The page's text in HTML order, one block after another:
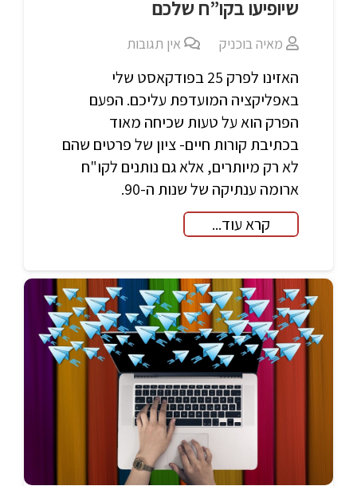
שיופיעו בקו”ח שלכם
מאיה בוכניק אין תגובות
האזינו לפרק 25 בפודקאסט שלי
באפליקציה המועדפת עליכם. הפעם
הפרק הוא על טעות שכיחה מאוד
בכתיבת קורות חיים- ציון של פרטים שהם
לא רק מיותרים, אלא גם נותנים לקו"ח
ארומה ענתיקה של שנות ה-90.
קרא עוד...